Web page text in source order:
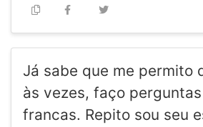
Já sabe que me permito
às vezes, faço
francas. Repito sou seu